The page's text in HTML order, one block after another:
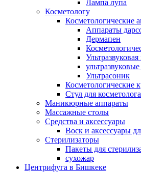
Лампа лупа
Косметологу
Косметологические
Аппараты
Дермапен
Ультрасоник
Косметологические
Стул для косметолога
Маникюрные аппараты
Массажные столы
Средства и аксессуары
Воск и аксессуары
Стерилизаторы
Пакеты для
сухожар
Центрифуга в Бишкеке